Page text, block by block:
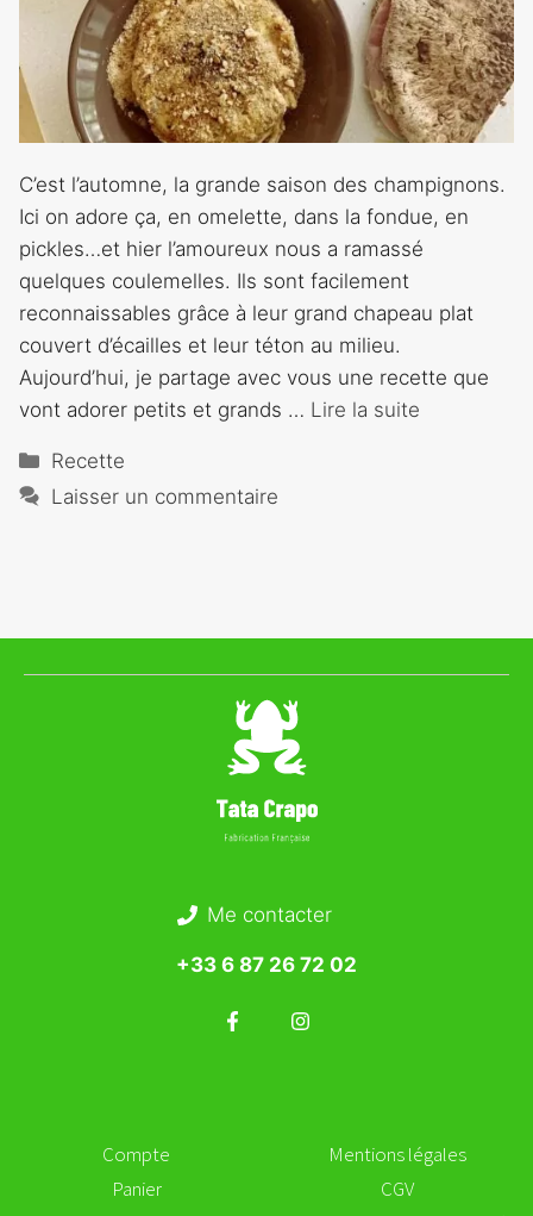
C’est l’automne, la grande saison des champignons.
Ici on adore ça, en omelette, dans la fondue, en
pickles…et hier l’amoureux nous a ramassé
quelques coulemelles. Ils sont facilement
reconnaissables grâce à leur grand chapeau plat
couvert d’écailles et leur téton au milieu.
Aujourd’hui, je partage avec vous une recette que
vont adorer petits et grands … Lire la suite
Catégories
Recette
Laisser un commentaire
Me contacter
+33 6 87 26 72 02
Compte
Panier
Mentions légales
CGV